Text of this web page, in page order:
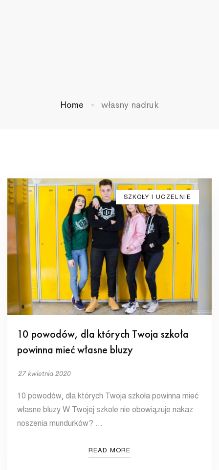
Home własny nadruk
SZKOŁY I UCZELNIE
10 powodów, dla których Twoja szkoła
powinna mieć własne bluzy
27 kwietnia 2020
10 powodów, dla których Twoja szkoła powinna mieć
własne bluzy W Twojej szkole nie obowiązuje nakaz
noszenia mundurków? …
READ MORE